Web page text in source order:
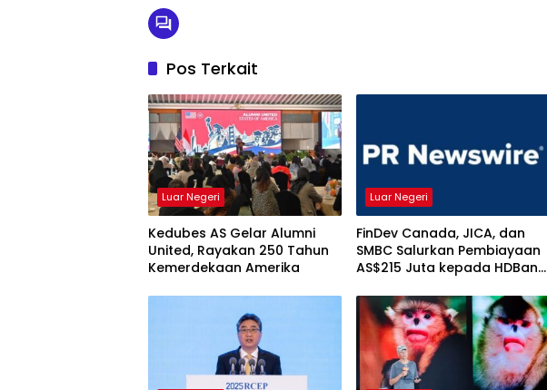
Pos Terkait
Luar Negeri
Kedubes AS Gelar Alumni
United, Rayakan 250 Tahun
Kemerdekaan Amerika
Luar Negeri
FinDev Canada, JICA, dan
SMBC Salurkan Pembiayaan
AS$215 Juta kepada HDBank,